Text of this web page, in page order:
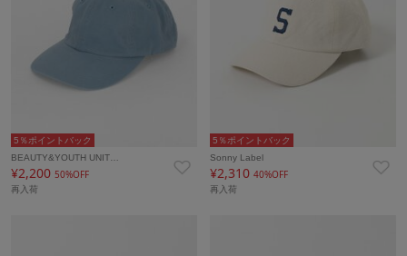
5％ポイントバック
BEAUTY&YOUTH UNIT…
¥2,200 50%OFF
再入荷
5％ポイントバック
Sonny Label
¥2,31040%OFF
再入荷